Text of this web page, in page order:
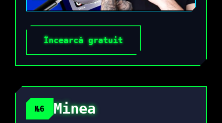
Încearcă gratuit
№6 Minea